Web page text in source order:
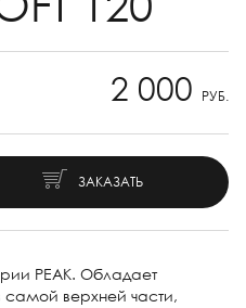
2 000 РУБ.
ЗАКАЗАТЬ
PEAK. Обладает
верхней части,